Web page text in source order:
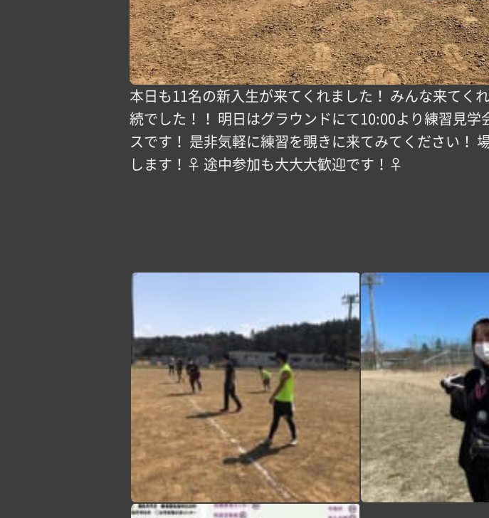
本日も11名の新入生が来てくれました！ みんな来てく
続でした！！ 明日はグラウンドにて10:00より練習見
スです！ 是非気軽に練習を覗きに来てみてください！
します！‍♀️ 途中参加も大大大歓迎です！‍♀️